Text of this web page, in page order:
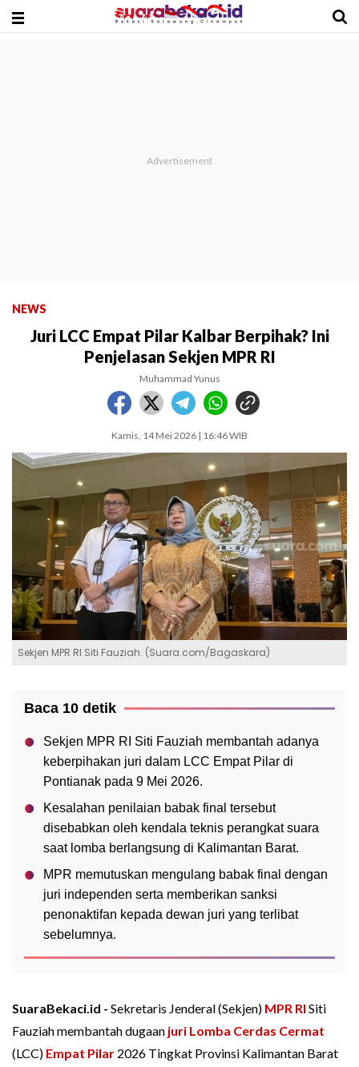
NEWS
Juri LCC Empat Pilar Kalbar Berpihak? Ini
Penjelasan Sekjen MPR RI
Muhammad Yunus
Kamis, 14 Mei 2026 | 16:46 WIB
Sekjen MPR RI Siti Fauziah. (Suara.com/Bagaskara)
Baca 10 detik
Sekjen MPR RI Siti Fauziah membantah adanya
keberpihakan juri dalam LCC Empat Pilar di
Pontianak pada 9 Mei 2026.
Kesalahan penilaian babak final tersebut
disebabkan oleh kendala teknis perangkat suara
saat lomba berlangsung di Kalimantan Barat.
MPR memutuskan mengulang babak final dengan
juri independen serta memberikan sanksi
penonaktifan kepada dewan juri yang terlibat
sebelumnya.
SuaraBekaci.id - Sekretaris Jenderal (Sekjen) MPR RI Siti
Fauziah membantah dugaan juri Lomba Cerdas Cermat
(LCC) Empat Pilar 2026 Tingkat Provinsi Kalimantan Barat